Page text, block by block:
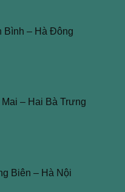
Bình – Hà Đông
– Hai Bà Trưng
Biên – Hà Nội